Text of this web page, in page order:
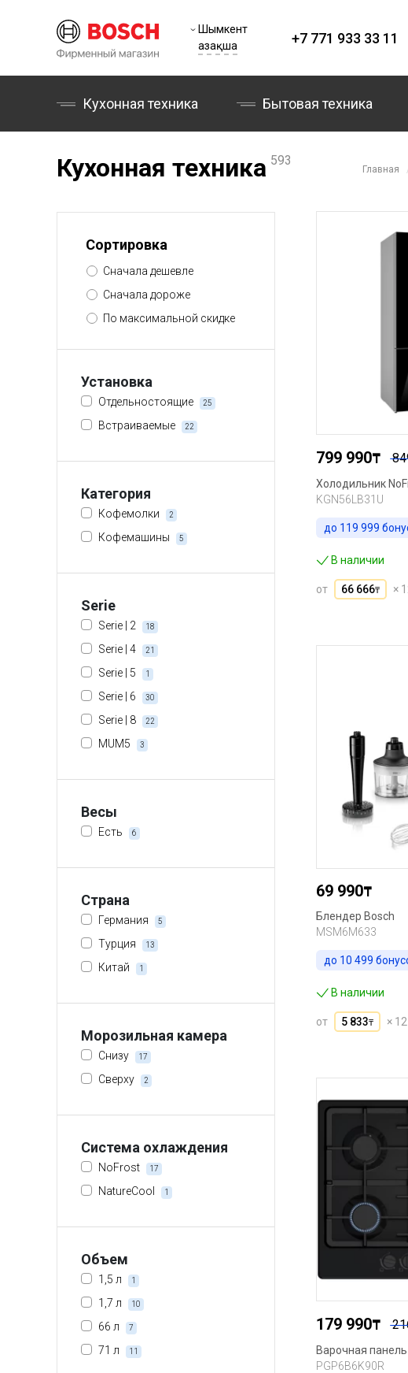
Шымкент
Қазақша
+7 771 933 33 11
Кухонная техника Бытовая техника
Кухонная техника 593
Главная
Сортировка
Сначала дешевле
Сначала дороже
По максимальной скидке
Установка
Отдельностоящие 25
Встраиваемые 22
Категория
Кофемолки 2
Кофемашины 5
Serie
Serie | 2 18
Serie | 4 21
Serie | 5 1
Serie | 6 30
Serie | 8 22
MUM5 3
Весы
Есть 6
Страна
Германия 5
Турция 13
Китай 1
Морозильная камера
Снизу 17
Сверху 2
Система охлаждения
NoFrost 17
NatureCool 1
Объем
1,5 л 1
1,7 л 10
66 л 7
71 л 11
799 990₸
Холодильник
KGN56LB31U
до 119 999
В наличии
от 66 666₸ ×
69 990₸
Блендер Bosch
MSM6M633
до 10 499
В наличии
от 5 833₸ ×
179 990₸
Варочная
PGP6B6K90R